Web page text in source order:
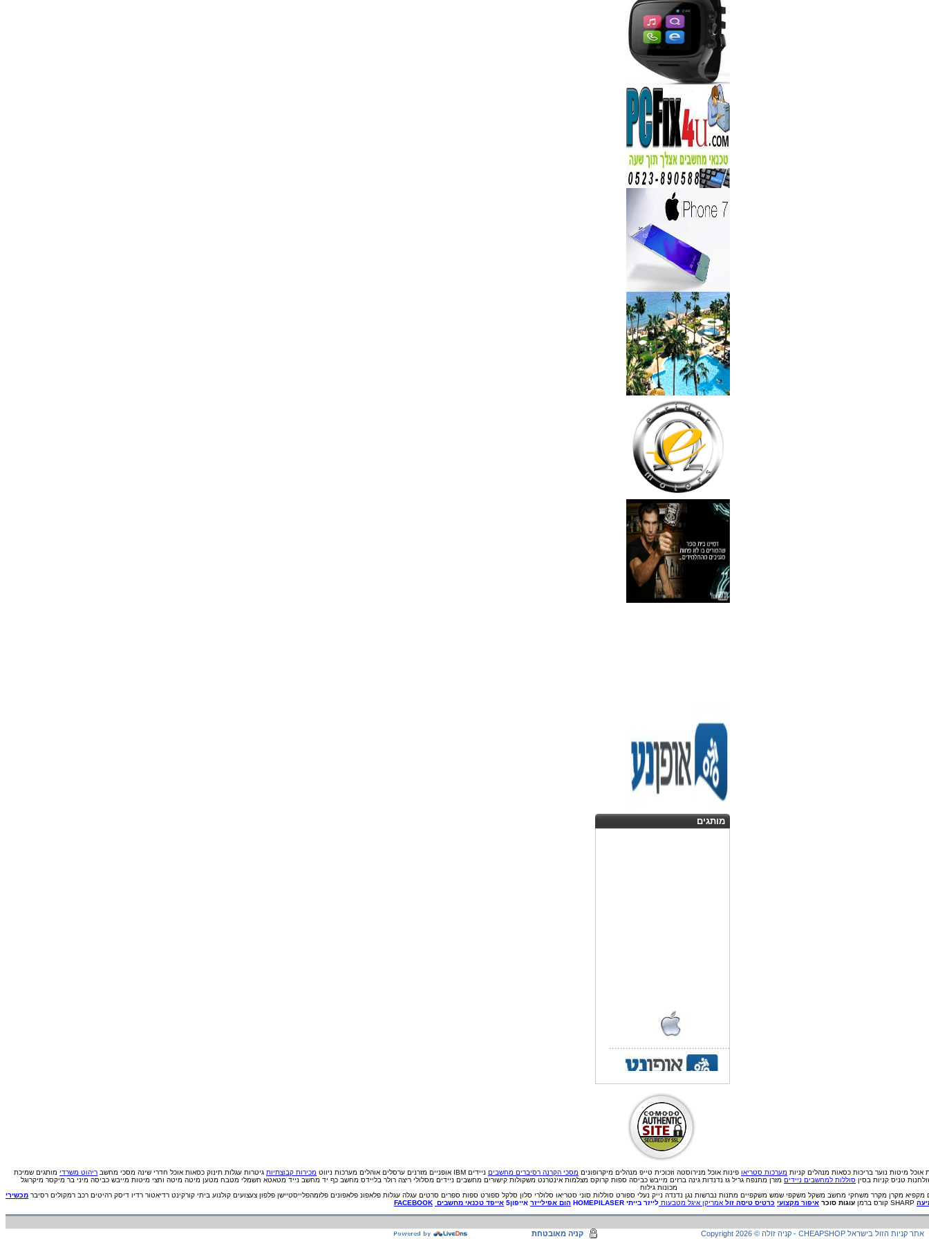
150
₪
מידע נוסף
נגן DVD קורא DIVX עם USB
מבית PIONEER
החל מ- 349 ₪
מידע נוסף
מברשות איפור מיקצועי למאפרים
349
₪
מידע נוסף
מעגל ריסים חשמלי
40
₪
מידע נוסף
מצלמות אינפרא
499
₪
מידע נוסף
18 מברשות למאפרים + נרתיק
ג'מס אדום מעור
720
₪
מידע נוסף
פינצטה לד מאירה
30
₪
מידע נוסף
איסי מיאקי לגבר L'eau D'issey
Pour Homme125ML by I
285
₪
מידע נוסף
מותגים
אוכל מיטות נוער בריכות כסאות מנהלים קניות מערכות סטריאו פינות אוכל מנירוסטה וזכוכית טייפ מנהלים מיקרופונים מסכי הקרנה רסיברים מחשבים ניידים IBM אופניים מזרנים ערסלים אוהלים מערכות ניווט מכירות קבוצתיות גיטרות עגלות תינוק כסאות אוכל חדרי שינה מסכי מחשב ריהוט משרדי מותגים שמיכת
טניס קניות בסין סוללות למחשבים ניידים מזרן מתנפח גריל גז נדנדות גינה ברזים מייבש כביסה ספות קרוקס מצלמות אינטרנט משקולות קישורים מחשבים ניידים מסלולי ריצה רולר בליידס מחשב כף יד מחשב נייד מטאטא חשמלי מטבח מטען מיטה מיטה וחצי מיטות מייבש כביסה מיני בר מיקסר מיקרוגל
מכונות גילוח
מקפיא מקרן מקרר משחקי מחשב משקל משקפי שמש משקפיים מתנות נברשות נגן נדנדה נייק נעלי ספורט סוללות סוני סטריאו סלולרי סלון סלקל ספורט ספות ספרים סרטים עגלה עגלות פלאפונ פלאפונים פלזמהפלייסטיישן פלפון צעצועים קולנוע ביתי קורקינט רדיאטור רדיו דיסק רהיטים רכב רמקולים רסיבר מכשירי
עוגות סוכר איפור מקצועי כרטיס טיסה זול אמריקן איגל מטבעות לייזר בייתי HOMEPILASER הום אפילייזר אייפון5 אייפד טכנאי מחשבים FACEBOOK
Copyright 2026 © קניה זולה - CHEAPSHOP אתר קניות הזול בישראל קניה מאובטחת